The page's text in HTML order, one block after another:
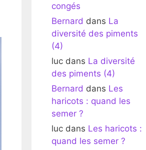
congés
Bernard dans La
diversité des piments
(4)
luc dans La diversité
des piments (4)
Bernard dans Les
haricots : quand les
semer ?
luc dans Les haricots :
quand les semer ?